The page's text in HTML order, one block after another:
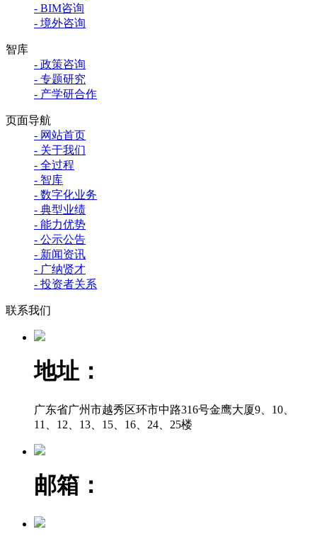
- BIM咨询
- 境外咨询
智库
- 政策咨询
- 专题研究
- 产学研合作
页面导航
- 网站首页
- 关于我们
- 全过程
- 智库
- 数字化业务
- 典型业绩
- 能力优势
- 公示公告
- 新闻资讯
- 广纳贤才
- 投资者关系
联系我们
地址：
广东省广州市越秀区环市中路316号金鹰大厦9、10、
11、12、13、15、16、24、25楼
邮箱：